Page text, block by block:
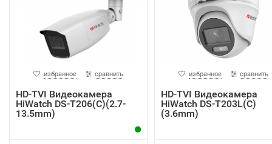
избранное сравнить
HD-TVI Видеокамера
HiWatch DS-T206(C)(2.7-
13.5mm)
избранное сравнить
HD-TVI Видеокамера
HiWatch DS-T203L(C)
(3.6mm)